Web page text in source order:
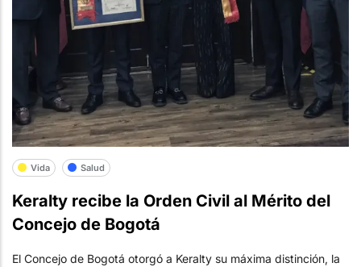
Vida Salud
Keralty recibe la Orden Civil al Mérito del
Concejo de Bogotá
El Concejo de Bogotá otorgó a Keralty su máxima distinción, la